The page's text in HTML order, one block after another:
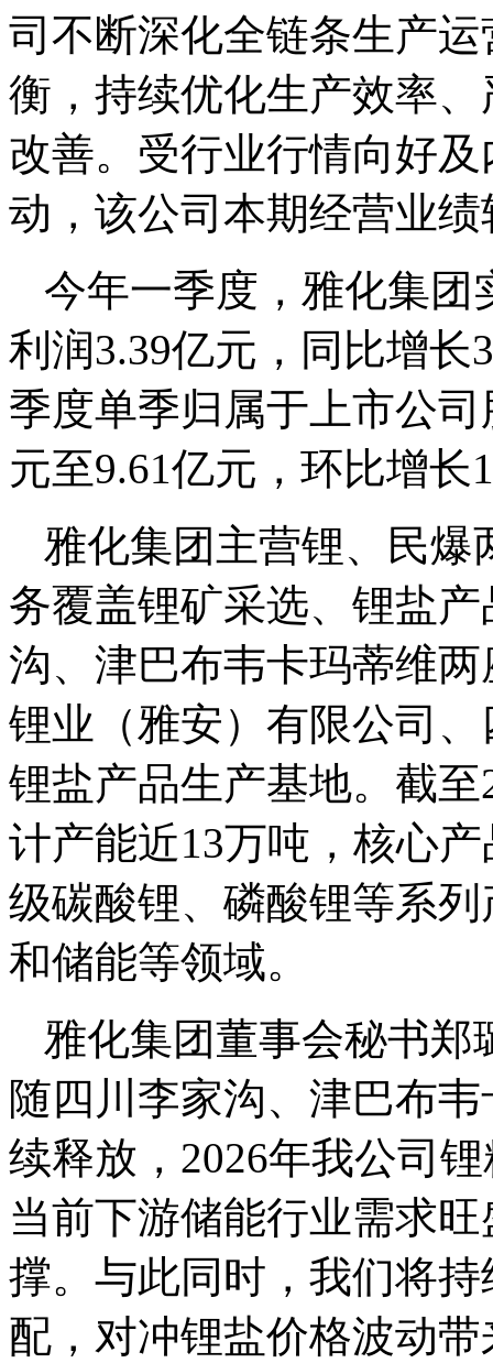
司不断深化全链条生产
衡，持续优化生产效率
改善。受行业行情向好
动，该公司本期经营业
今年一季度，雅化集团
利润3.39亿元，同比增长
季度单季归属于上市公
元至9.61亿元，环比增长
雅化集团主营锂、民爆
务覆盖锂矿采选、锂盐
沟、津巴布韦卡玛蒂维
锂业（雅安）有限公司
锂盐产品生产基地。截
计产能近13万吨，核心
级碳酸锂、磷酸锂等系
和储能等领域。
雅化集团董事会秘书郑
随四川李家沟、津巴布
续释放，2026年我公司
当前下游储能行业需求
撑。与此同时，我们将
配，对冲锂盐价格波动